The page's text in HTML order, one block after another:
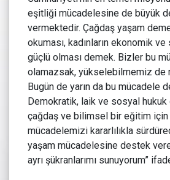
eşitliği mücadelesine de büyük
vermektedir. Çağdaş yaşam
okuması, kadınların ekonomik
güçlü olması demek. Bizler bu
olamazsak, yükselebilmemiz de
Bugün de yarın da bu mücadele
Demokratik, laik ve sosyal
çağdaş ve bilimsel bir eğitim
mücadelemizi kararlılıkla
yaşam mücadelesine destek
ayrı şükranlarımı sunuyorum”